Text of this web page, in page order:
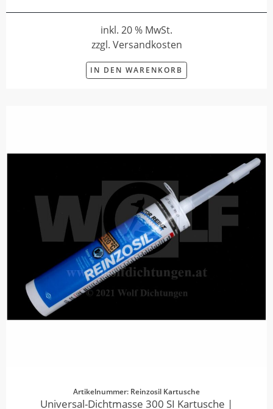
inkl. 20 % MwSt.
zzgl. Versandkosten
IN DEN WARENKORB
Artikelnummer: Reinzosil Kartusche
Universal-Dichtmasse 300 SI Kartusche |